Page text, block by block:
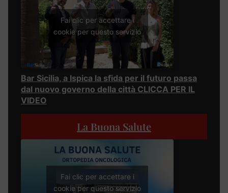
Fai clic per accettare i
cookie per questo servizio
Bar Sicilia, a Ispica la sfida per il futuro passa
dal nuovo governo della città CLICCA PER IL
VIDEO
La Buona Salute
Fai clic per accettare i
cookie per questo servizio